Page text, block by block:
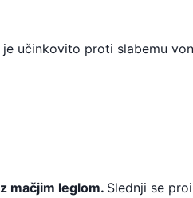
učinkovito proti slabemu
mačjim leglom. Slednji se